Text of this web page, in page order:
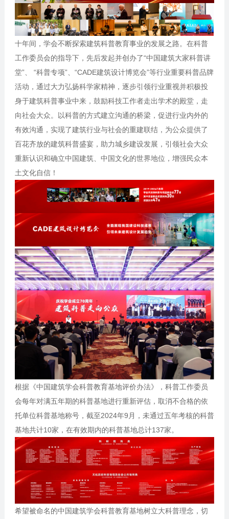
十年间，学会不断探索建筑科普教育事业的发展之路。在科普
工作委员会的指导下，先后发起并创办了“中国建筑大家科普讲
堂”、 “科普专项”、“CADE建筑设计博览会”等行业重要科普品牌
活动，通过大力弘扬科学家精神，逐步引领行业重视并积极投
身于建筑科普事业中来，鼓励科技工作者走出学术的殿堂，走
向社会大众。以科普的方式建立沟通的桥梁，促进行业内外的
有效沟通，实现了建筑行业与社会的重建联结，为公众提供了
百花齐放的建筑科普盛宴，助力城乡建设发展，引领社会大众
重新认识和确立中国建筑、中国文化的世界地位，增强民众本
土文化自信！
根据《中国建筑学会科普教育基地评价办法》，科普工作委员
会每年对满五年期的科普基地进行重新评估，取消不合格的依
托单位科普基地称号，截至2024年9月，未通过五年考核的科普
基地共计10家，在有效期内的科普基地总计137家。
希望被命名的中国建筑学会科普教育基地树立大科普理念，切